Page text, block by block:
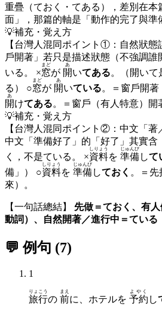
重疊（ておく・てある），差別在本
面」，那篇的軸是「動作的完了與準
💡補充・覚え方
【台灣人混同ポイント①：自然狀態
戶開著」若只是描述狀態（不強調誰
いる。 ×窓
まど
が 開
あ
いてある。（開いて
る） ○窓
まど
が 開
あ
いている。＝窗戶開
開
あ
けてある。＝窗戶（有人特意）開
💡補充・覚え方
【台灣人混同ポイント②：中文「著
中文「準備好了」的「好了」其實含
く，不是ている。 ×資料
しりょう
を 準備
じゅんび
して
備」） ○資料
しりょう
を 準備
じゅんび
しておく 。＝
來）。
【一句話總結】 先做＝ておく、有
動詞）、自然開著／進行中＝ている
💬 例句 (7)
1
旅行
りょこう
の 前
まえ
に、ホテルを 予約
よやく
し